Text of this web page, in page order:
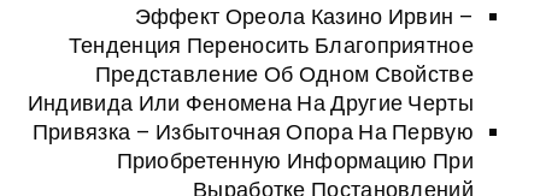
Эффект Ореола Казино
Тенденция Переносить
Представление Об Одном
Индивида Или Феномена На Другие
Привязка – Избыточная Опора На
Приобретенную